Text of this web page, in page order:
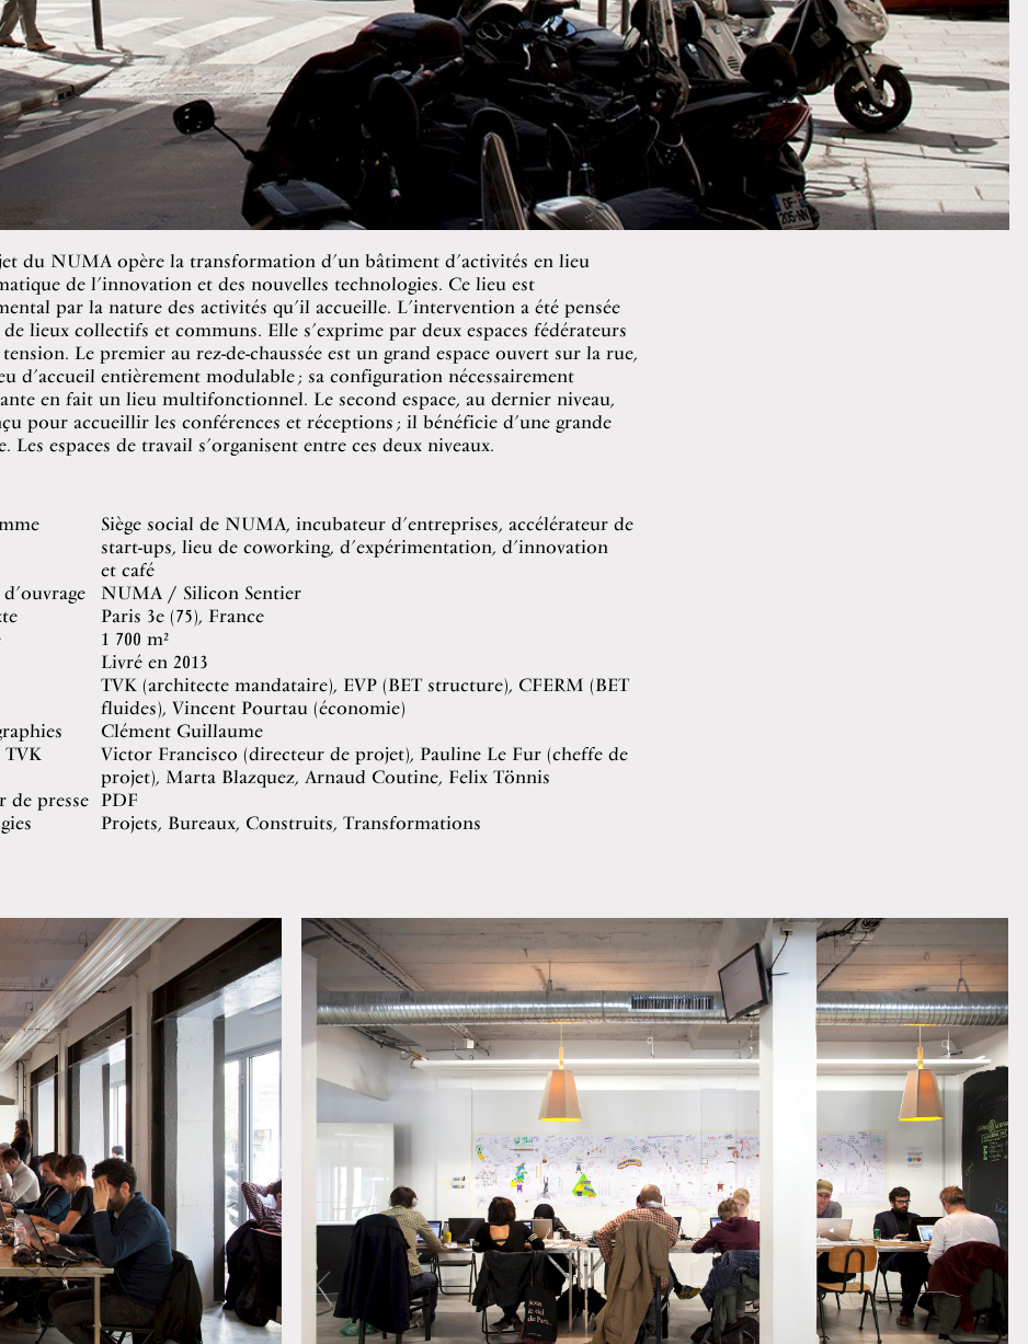
du NUMA opère la transformation d’un bâtiment d’activités en lieu
de l’innovation et des nouvelles technologies. Ce lieu est
par la nature des activités qu’il accueille. L’intervention a été pensée
lieux collectifs et communs. Elle s’exprime par deux espaces fédérateurs
Le premier au rez-de-chaussée est un grand espace ouvert sur la rue,
d’accueil entièrement modulable ; sa configuration nécessairement
en fait un lieu multifonctionnel. Le second espace, au dernier niveau,
pour accueillir les conférences et réceptions ; il bénéficie d’une grande
Les espaces de travail s’organisent entre ces deux niveaux.
Siège social de NUMA, incubateur d’entreprises, accélérateur de
start-ups, lieu de coworking, d’expérimentation, d’innovation
et café
NUMA / Silicon Sentier
Paris 3e (75), France
1 700 m²
Livré en 2013
TVK (architecte mandataire), EVP (BET structure), CFERM (BET
fluides), Vincent Pourtau (économie)
Clément Guillaume
TVK
Victor Francisco (directeur de projet), Pauline Le Fur (cheffe de
projet), Marta Blazquez, Arnaud Coutine, Felix Tönnis
de presse
PDF
Projets, Bureaux, Construits, Transformations